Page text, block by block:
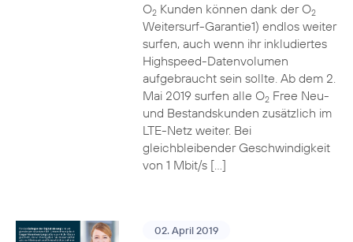
O2Kunden können dank der O2
Weitersurf-Garantie1) endlos weiter
surfen, auch wenn ihr inkludiertes
Highspeed-Datenvolumen
aufgebraucht sein sollte. Ab dem 2.
Mai 2019 surfen alle O2Free Neu-
und Bestandskunden zusätzlich im
LTE-Netz weiter. Bei
gleichbleibender Geschwindigkeit
von 1 Mbit/s […]
02. April 2019